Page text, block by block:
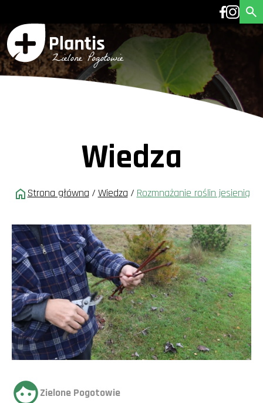
Wiedza
Strona główna / Wiedza / Rozmnażanie roślin jesienią
Zielone Pogotowie